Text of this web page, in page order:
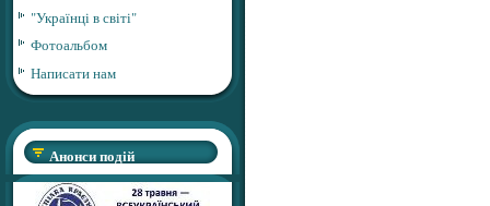
"Українці в світі"
Фотоальбом
Написати нам
Анонси подій